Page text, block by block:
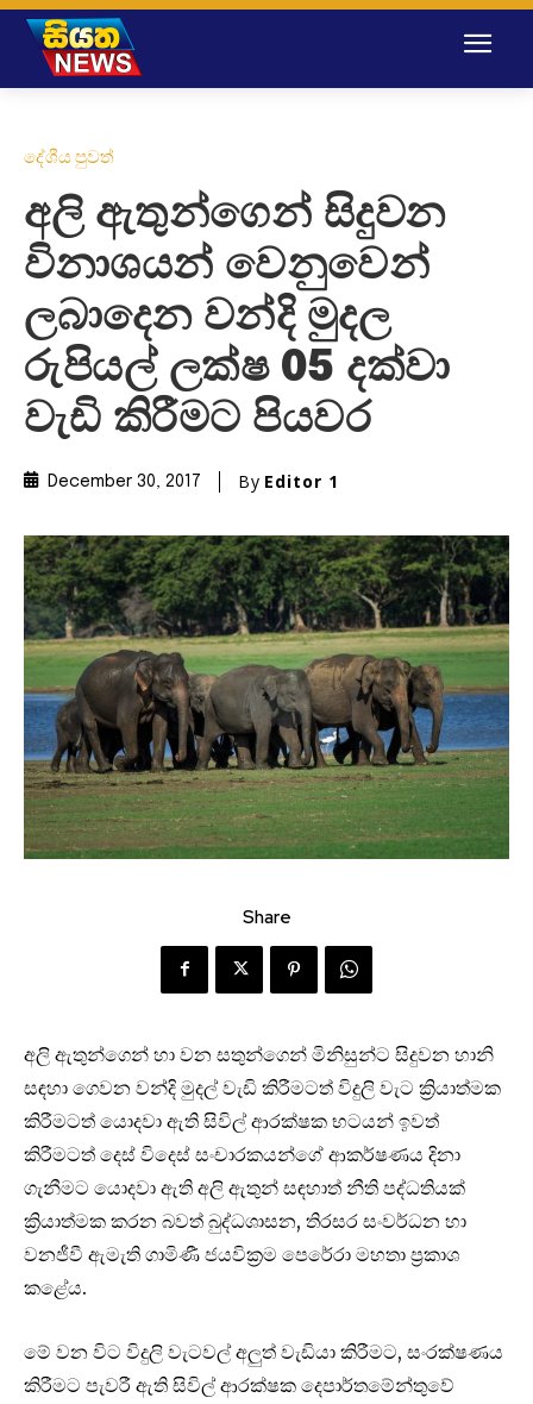
දේශීය පුවත්
අලි ඇතුන්ගෙන් සිදුවන
විනාශයන් වෙනුවෙන්
ලබාදෙන වන්දි මුදල
රුපියල් ලක්ෂ 05 දක්වා
වැඩි කිරීමට පියවර
December 30, 2017 By Editor 1
Share
අලි ඇතුන්ගෙන් හා වන සතුන්ගෙන් මිනිසුන්ට සිදුවන හානි
සඳහා ගෙවන වන්දි මුදල් වැඩි කිරීමටත් විදුලි වැට ක්‍රියාත්මක
කිරීමටත් යොදවා ඇති සිවිල් ආරක්ෂක භටයන් ඉවත්
කිරීමටත් දෙස් විදෙස් සංචාරකයන්ගේ ආකර්ෂණය දිනා
ගැනීමට යොදවා ඇති අලි ඇතුන් සඳහාත් නීති පද්ධතියක්
ක්‍රියාත්මක කරන බවත් බුද්ධශාසන, තිරසර සංවර්ධන හා
වනජීවී ඇමැති ගාමිණී ජයවික්‍රම පෙරේරා මහතා ප්‍රකාශ
කළේය.
මේ වන විට විදුලි වැටවල් අලුත් වැඩියා කිරීමට, සංරක්ෂණය
කිරීමට පැවරී ඇති සිවිල් ආරක්ෂක දෙපාර්තමේන්තුවේ